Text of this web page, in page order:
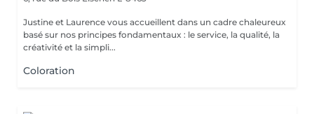
Justine et Laurence vous accueillent dans un cadre chaleureux
basé sur nos principes fondamentaux : le service, la qualité, la
créativité et la simpli...
Coloration